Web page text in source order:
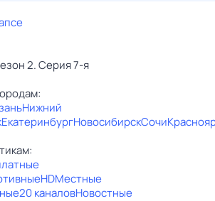
2. Серия 7-я
Нижний
ЕкатеринбургНовосибирскСочи
HDМестные
20 каналовНовостные